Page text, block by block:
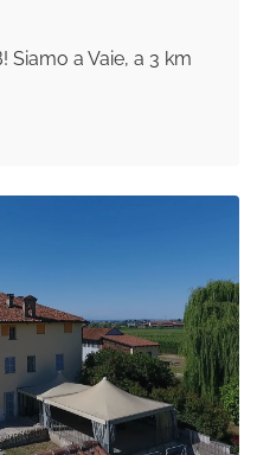
Siamo a Vaie, a 3 km